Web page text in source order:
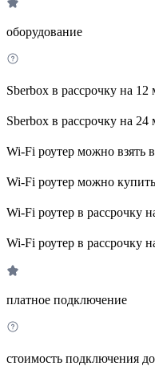
оборудование
Sberbox в рассрочку на 12
Sberbox в рассрочку на 24
Wi-Fi роутер можно взять
Wi-Fi роутер можно
Wi-Fi роутер в рассрочку
Wi-Fi роутер в рассрочку
платное подключение
стоимость подключения